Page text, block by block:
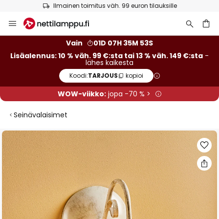
Ilmainen toimitus väh. 99 euron tilauksille
to
Vain
01D 07H 35M 52S
Lisäalennus: 10 % väh. 99 €:sta tai 13 % väh. 149 €:sta -
lähes kaikesta
Koodi:TARJOUS kopioi
WOW-viikko:jopa -70 % >
Seinävalaisimet
Skip
to
the
end
of
the
images